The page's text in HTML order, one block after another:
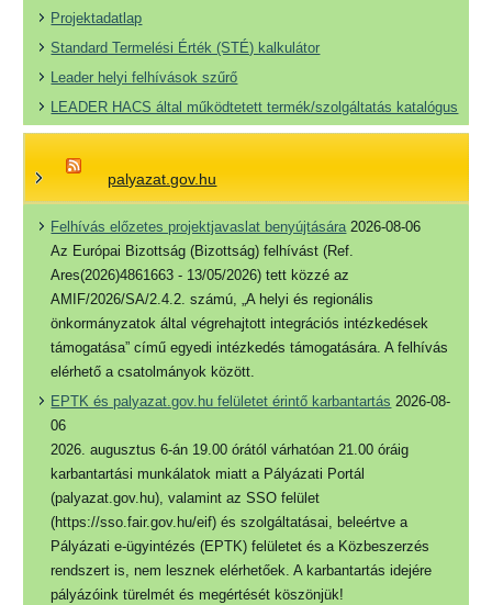
Projektadatlap
Standard Termelési Érték (STÉ) kalkulátor
Leader helyi felhívások szűrő
LEADER HACS által működtetett termék/szolgáltatás katalógus
palyazat.gov.hu
Felhívás előzetes projektjavaslat benyújtására 2026-08-06
Az Európai Bizottság (Bizottság) felhívást (Ref.
Ares(2026)4861663 - 13/05/2026) tett közzé az
AMIF/2026/SA/2.4.2. számú, „A helyi és regionális
önkormányzatok által végrehajtott integrációs intézkedések
támogatása” című egyedi intézkedés támogatására. A felhívás
elérhető a csatolmányok között.
EPTK és palyazat.gov.hu felületet érintő karbantartás 2026-08-
06
2026. augusztus 6-án 19.00 órától várhatóan 21.00 óráig
karbantartási munkálatok miatt a Pályázati Portál
(palyazat.gov.hu), valamint az SSO felület
(https://sso.fair.gov.hu/eif) és szolgáltatásai, beleértve a
Pályázati e-ügyintézés (EPTK) felületet és a Közbeszerzés
rendszert is, nem lesznek elérhetőek. A karbantartás idejére
pályázóink türelmét és megértését köszönjük!